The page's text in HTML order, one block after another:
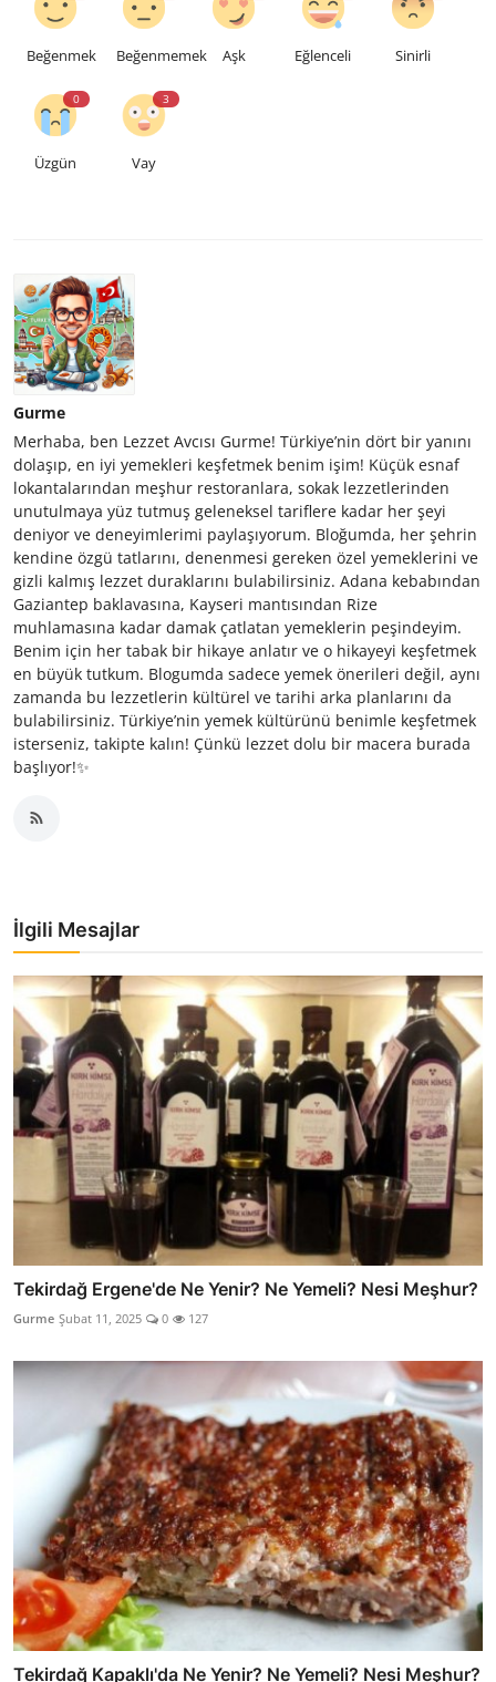
Beğenmek Beğenmemek Aşk Eğlenceli Sinirli
0
Üzgün
3
Vay
Gurme
Merhaba, ben Lezzet Avcısı Gurme! Türkiye’nin dört bir yanını
dolaşıp, en iyi yemekleri keşfetmek benim işim! Küçük esnaf
lokantalarından meşhur restoranlara, sokak lezzetlerinden
unutulmaya yüz tutmuş geleneksel tariflere kadar her şeyi
deniyor ve deneyimlerimi paylaşıyorum. Bloğumda, her şehrin
kendine özgü tatlarını, denenmesi gereken özel yemeklerini ve
gizli kalmış lezzet duraklarını bulabilirsiniz. Adana kebabından
Gaziantep baklavasına, Kayseri mantısından Rize
muhlamasına kadar damak çatlatan yemeklerin peşindeyim.
Benim için her tabak bir hikaye anlatır ve o hikayeyi keşfetmek
en büyük tutkum. Blogumda sadece yemek önerileri değil, aynı
zamanda bu lezzetlerin kültürel ve tarihi arka planlarını da
bulabilirsiniz. Türkiye’nin yemek kültürünü benimle keşfetmek
isterseniz, takipte kalın! Çünkü lezzet dolu bir macera burada
başlıyor!✨
İlgili Mesajlar
Tekirdağ Ergene'de Ne Yenir? Ne Yemeli? Nesi Meşhur?
Gurme Şubat 11, 2025 0 127
Tekirdağ Kapaklı'da Ne Yenir? Ne Yemeli? Nesi Meşhur?